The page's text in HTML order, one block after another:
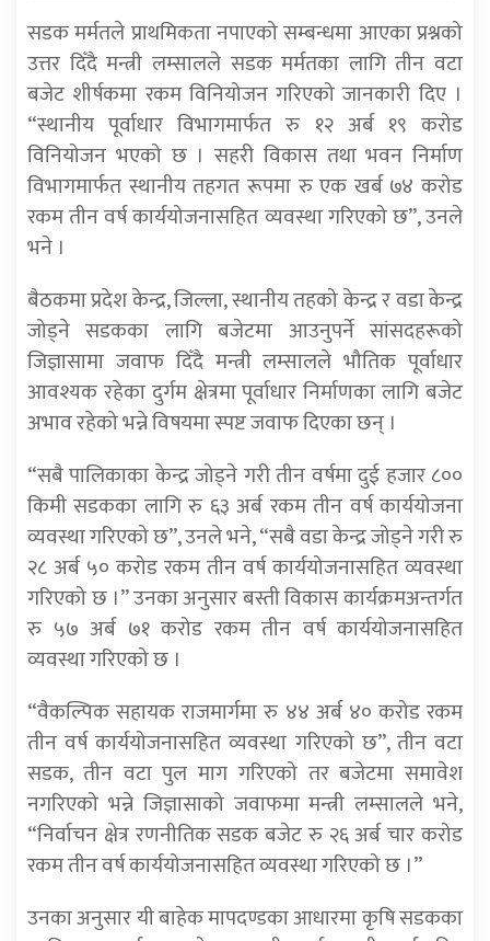
सडक मर्मतले प्राथमिकता नपाएको सम्बन्धमा आएका प्रश्नको
उत्तर दिँदै मन्त्री लम्सालले सडक मर्मतका लागि तीन वटा
बजेट शीर्षकमा रकम विनियोजन गरिएको जानकारी दिए ।
“स्थानीय पूर्वाधार विभागमार्फत रु १२ अर्ब १९ करोड
विनियोजन भएको छ । सहरी विकास तथा भवन निर्माण
विभागमार्फत स्थानीय तहगत रूपमा रु एक खर्ब ७४ करोड
रकम तीन वर्ष कार्ययोजनासहित व्यवस्था गरिएको छ”, उनले
भने ।
बैठकमा प्रदेश केन्द्र, जिल्ला, स्थानीय तहको केन्द्र र वडा केन्द्र
जोड्ने सडकका लागि बजेटमा आउनुपर्ने सांसदहरूको
जिज्ञासामा जवाफ दिँदै मन्त्री लम्सालले भौतिक पूर्वाधार
आवश्यक रहेका दुर्गम क्षेत्रमा पूर्वाधार निर्माणका लागि बजेट
अभाव रहेको भन्ने विषयमा स्पष्ट जवाफ दिएका छन् ।
“सबै पालिकाका केन्द्र जोड्ने गरी तीन वर्षमा दुई हजार ८००
किमी सडकका लागि रु ६३ अर्ब रकम तीन वर्ष कार्ययोजना
व्यवस्था गरिएको छ”, उनले भने, “सबै वडा केन्द्र जोड्ने गरी रु
२८ अर्ब ५० करोड रकम तीन वर्ष कार्ययोजनासहित व्यवस्था
गरिएको छ ।” उनका अनुसार बस्ती विकास कार्यक्रमअन्तर्गत
रु ५७ अर्ब ७१ करोड रकम तीन वर्ष कार्ययोजनासहित
व्यवस्था गरिएको छ ।
“वैकल्पिक सहायक राजमार्गमा रु ४४ अर्ब ४० करोड रकम
तीन वर्ष कार्ययोजनासहित व्यवस्था गरिएको छ”, तीन वटा
सडक, तीन वटा पुल माग गरिएको तर बजेटमा समावेश
नगरिएको भन्ने जिज्ञासाको जवाफमा मन्त्री लम्सालले भने,
“निर्वाचन क्षेत्र रणनीतिक सडक बजेट रु २६ अर्ब चार करोड
रकम तीन वर्ष कार्ययोजनासहित व्यवस्था गरिएको छ ।”
उनका अनुसार यी बाहेक मापदण्डका आधारमा कृषि सडकका